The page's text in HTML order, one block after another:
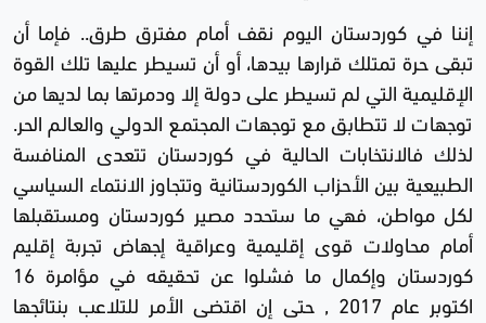
إننا في كوردستان اليوم نقف أمام مفترق طرق.. فإما أن
تبقى حرة تمتلك قرارها بيدها، أو أن تسيطر عليها تلك القوة
الإقليمية التي لم تسيطر على دولة إلا ودمرتها بما لديها من
توجهات لا تتطابق مع توجهات المجتمع الدولي والعالم الحر.
لذلك فالانتخابات الحالية في كوردستان تتعدى المنافسة
الطبيعية بين الأحزاب الكوردستانية وتتجاوز الانتماء السياسي
لكل مواطن، فهي ما ستحدد مصير كوردستان ومستقبلها
أمام محاولات قوى إقليمية وعراقية إجهاض تجربة إقليم
كوردستان وإكمال ما فشلوا عن تحقيقه في مؤامرة 16
اكتوبر عام 2017 , حتى إن اقتضى الأمر للتلاعب بنتائجها